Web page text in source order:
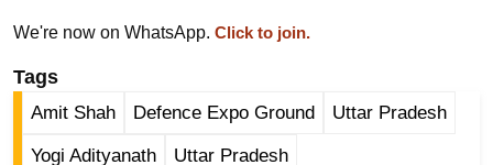
ज
न
ज
त
We're now on WhatsApp. Click to join.
Tags
Amit Shah Defence Expo Ground Uttar Pradesh
Yogi Adityanath Uttar Pradesh